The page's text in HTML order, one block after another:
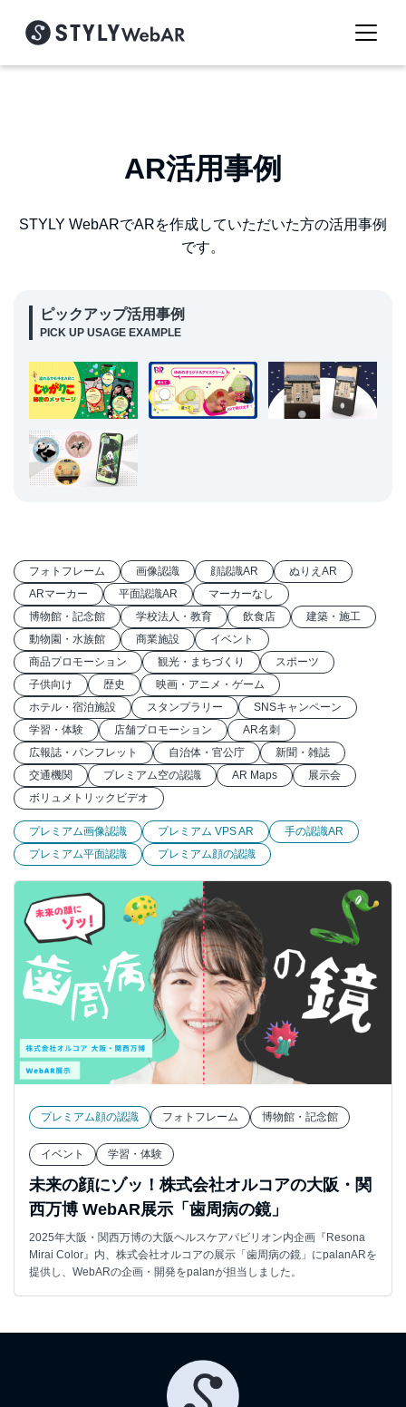
AR活用事例
STYLY WebARでARを作成していただいた方の活用事例
です。
ピックアップ活用事例
PICK UP USAGE EXAMPLE
フォトフレーム 画像認識 顔認識AR
ぬりえAR
ARマーカー
平面認識AR
マーカーなし
博物館・記念館
学校法人・教育 飲食店
建築・施工
動物園・水族館
商業施設
イベント
商品プロモーション
観光・まちづくり
スポーツ
子供向け
歴史
映画・アニメ・ゲーム
ホテル・宿泊施設
スタンプラリー
SNSキャンペーン
学習・体験
店舗プロモーション
AR名刺
広報誌・パンフレット
自治体・官公庁
新聞・雑誌
交通機関
プレミアム空の認識 AR Maps
展示会
ボリュメトリックビデオ
プレミアム画像認識 プレミアム VPS AR
手の認識AR
プレミアム平面認識
プレミアム顔の認識
プレミアム顔の認識 フォトフレーム 博物館・記念館
イベント 学習・体験
未来の顔にゾッ！株式会社オルコアの大阪・関
西万博 WebAR展示「歯周病の鏡」
2025年大阪・関西万博の大阪ヘルスケアパビリオン内企画『Resona
Mirai Color』内、株式会社オルコアの展示「歯周病の鏡」にpalanARを
提供し、WebARの企画・開発をpalanが担当しました。